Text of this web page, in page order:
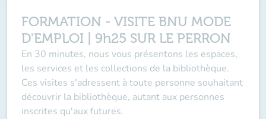
FORMATION - VISITE BNU MODE
D'EMPLOI | 9h25 SUR LE PERRON
En 30 minutes, nous vous présentons les espaces,
les services et les collections de la bibliothèque.
Ces visites s'adressent à toute personne souhaitant
découvrir la bibliothèque, autant aux personnes
inscrites qu'aux futures.